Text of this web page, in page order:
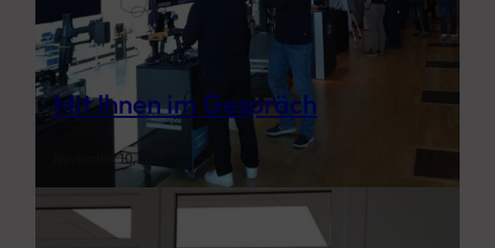
Mit Ihnen im Gespräch
November 10, 2025